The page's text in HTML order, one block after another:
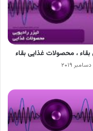
بقاء ، محصولات غذایی بقاء